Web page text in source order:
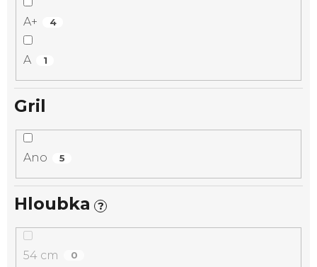
A+ 4
A 1
Gril
Ano 5
Hloubka ?
54 cm 0